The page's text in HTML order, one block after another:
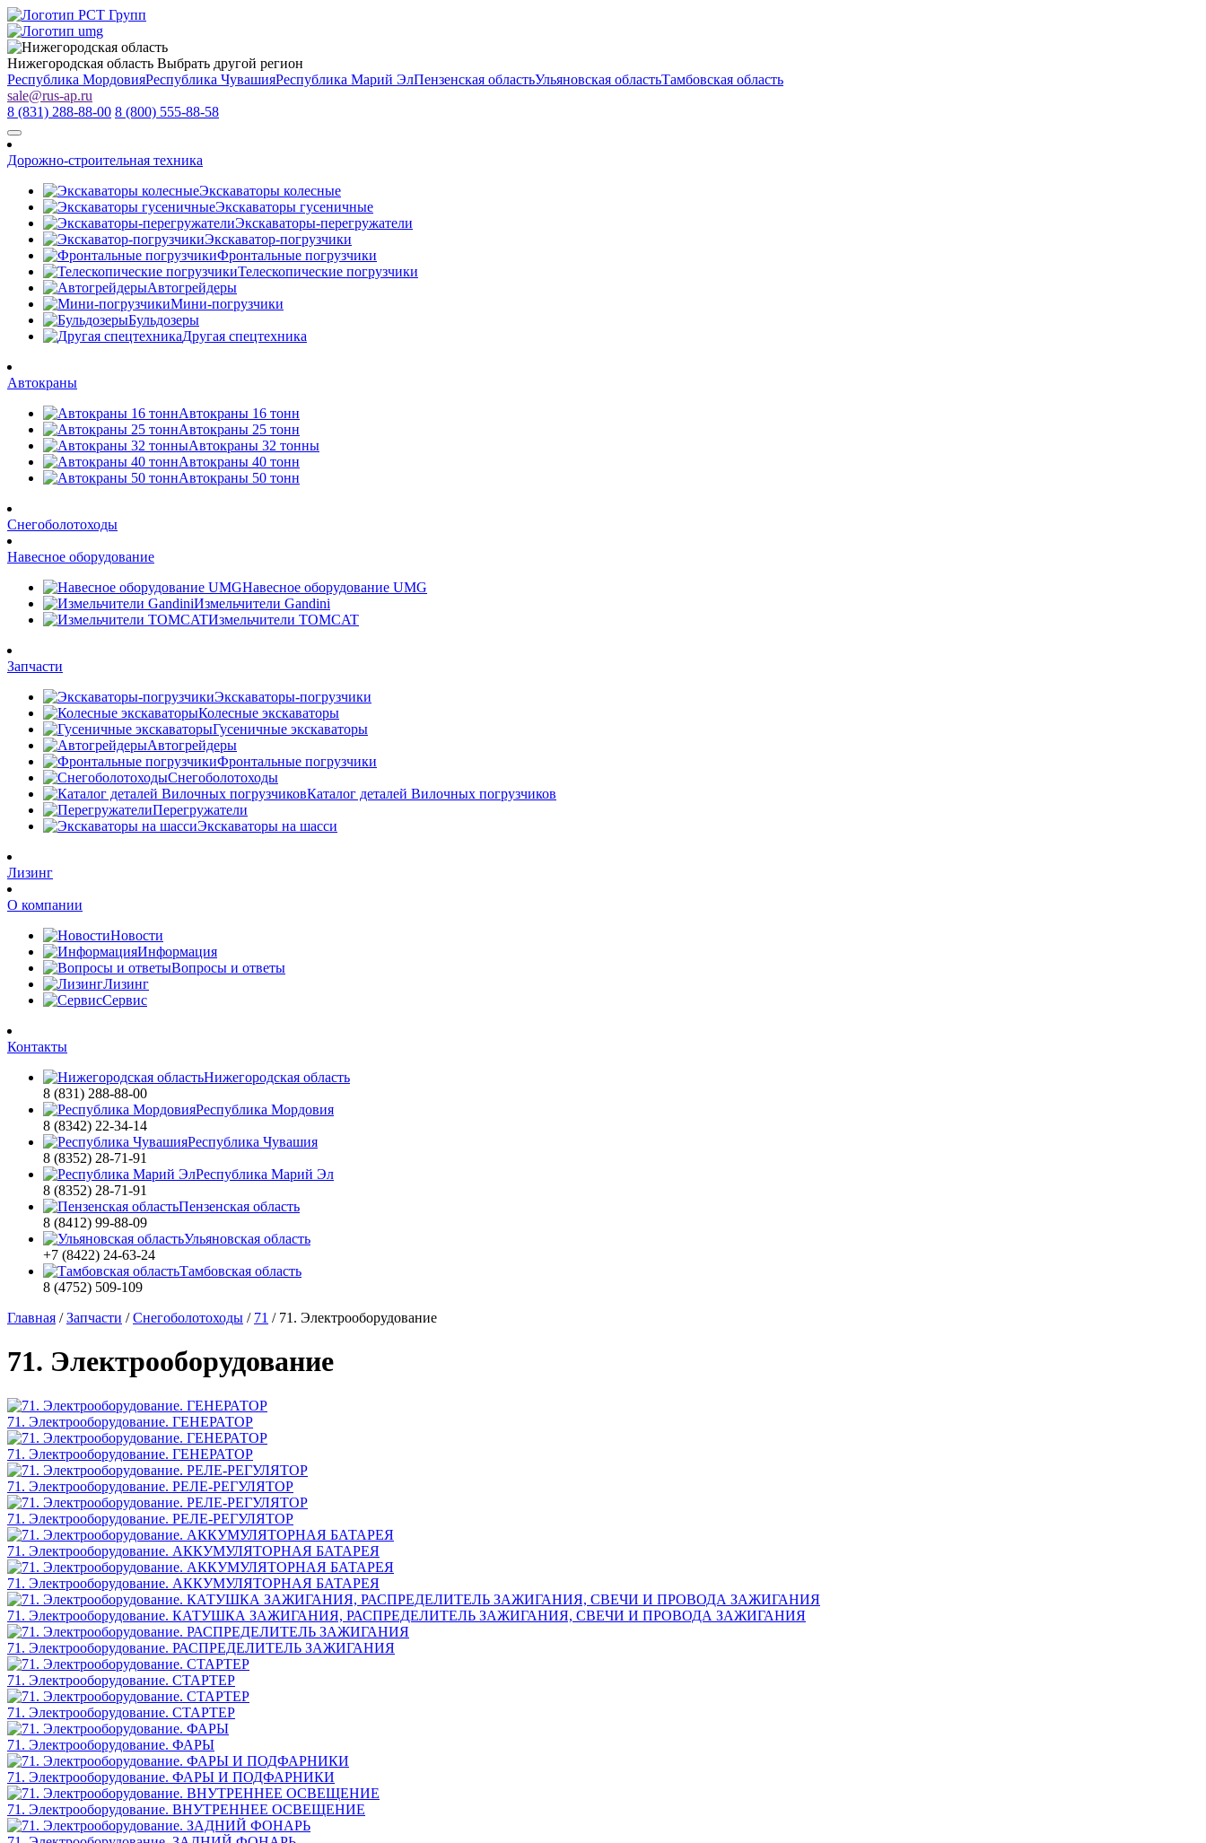
Нижегородская область Выбрать другой регион
Республика МордовияРеспублика ЧувашияРеспублика Марий ЭлПензенская областьУльяновская областьТамбовская область
sale@rus-ap.ru
8 (831) 288-88-00 8 (800) 555-88-58
Дорожно-строительная техника
Экскаваторы колесные
Экскаваторы гусеничные
Экскаваторы-перегружатели
Экскаватор-погрузчики
Фронтальные погрузчики
Телескопические погрузчики
Автогрейдеры
Мини-погрузчики
Бульдозеры
Другая спецтехника
Автокраны
Автокраны 16 тонн
Автокраны 25 тонн
Автокраны 32 тонны
Автокраны 40 тонн
Автокраны 50 тонн
Снегоболотоходы
Навесное оборудование
Навесное оборудование UMG
Измельчители Gandini
Измельчители TOMCAT
Запчасти
Экскаваторы-погрузчики
Колесные экскаваторы
Гусеничные экскаваторы
Автогрейдеры
Фронтальные погрузчики
Снегоболотоходы
Каталог деталей Вилочных погрузчиков
Перегружатели
Экскаваторы на шасси
Лизинг
О компании
Новости
Информация
Вопросы и ответы
Лизинг
Сервис
Контакты
Нижегородская область
8 (831) 288-88-00
Республика Мордовия
8 (8342) 22-34-14
Республика Чувашия
8 (8352) 28-71-91
Республика Марий Эл
8 (8352) 28-71-91
Пензенская область
8 (8412) 99-88-09
Ульяновская область
+7 (8422) 24-63-24
Тамбовская область
8 (4752) 509-109
Главная /Запчасти /Снегоболотоходы / 71 / 71. Электрооборудование
71. Электрооборудование
71. Электрооборудование. ГЕНЕРАТОР
71. Электрооборудование. ГЕНЕРАТОР
71. Электрооборудование. РЕЛЕ-РЕГУЛЯТОР
71. Электрооборудование. РЕЛЕ-РЕГУЛЯТОР
71. Электрооборудование. АККУМУЛЯТОРНАЯ БАТАРЕЯ
71. Электрооборудование. АККУМУЛЯТОРНАЯ БАТАРЕЯ
71. Электрооборудование. КАТУШКА ЗАЖИГАНИЯ, РАСПРЕДЕЛИТЕЛЬ ЗАЖИГАНИЯ, СВЕЧИ И ПРОВОДА ЗАЖИГАНИЯ
71. Электрооборудование. РАСПРЕДЕЛИТЕЛЬ ЗАЖИГАНИЯ
71. Электрооборудование. СТАРТЕР
71. Электрооборудование. СТАРТЕР
71. Электрооборудование. ФАРЫ
71. Электрооборудование. ФАРЫ И ПОДФАРНИКИ
71. Электрооборудование. ВНУТРЕННЕЕ ОСВЕЩЕНИЕ